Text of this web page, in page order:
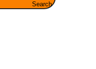
Search